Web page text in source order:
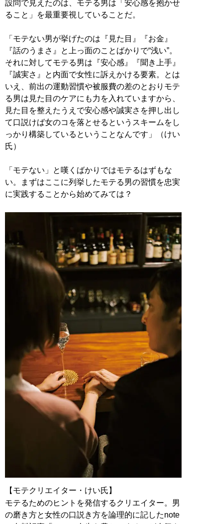
設問で見えたのは、モテる男は「安心感を抱かせ
ること」を最重要視していることだ。
「モテない男が挙げたのは『見た目』『お金』
『話のうまさ』と上っ面のことばかりで“浅い”。
それに対してモテる男は『安心感』『聞き上手』
『誠実さ』と内面で女性に訴えかける要素。とは
いえ、前出の運動習慣や被服費の差のとおりモテ
る男は見た目のケアにも力を入れていますから、
見た目を整えたうえで安心感や誠実さを押し出し
て口説けば女のコを落とせるというスキームをし
っかり構築しているということなんです」（けい
氏）
「モテない」と嘆くばかりではモテるはずもな
い。まずはここに列挙したモテる男の習慣を忠実
に実践することから始めてみては？
【モテクリエイター・けい氏】
モテるためのヒントを発信するクリエイター。男
の磨き方と女性の口説き方を論理的に記したnote